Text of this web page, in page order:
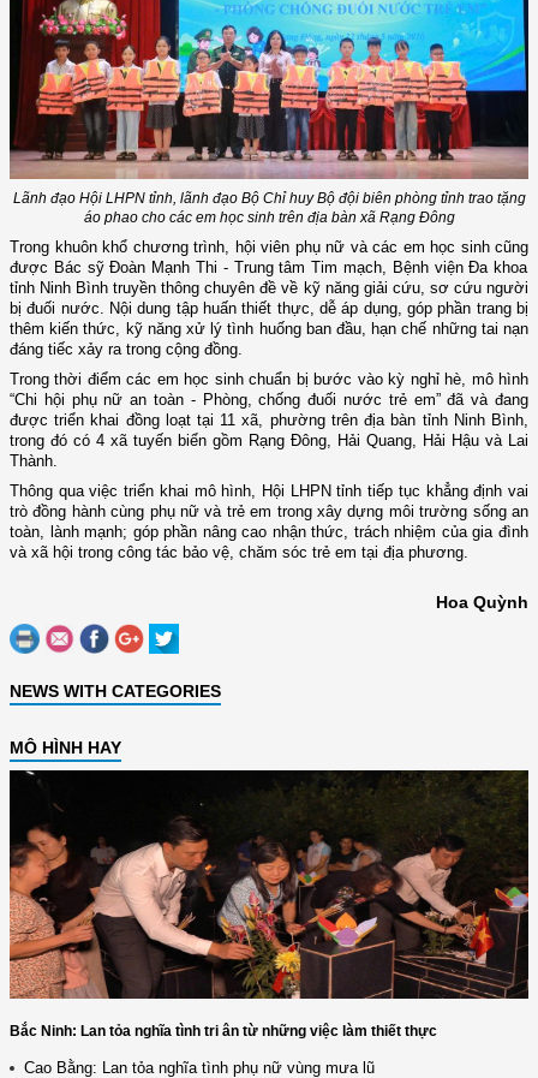
Lãnh đạo Hội LHPN tỉnh, lãnh đạo Bộ Chỉ huy Bộ đội biên phòng tỉnh trao tặng
áo phao cho các em học sinh trên địa bàn xã Rạng Đông
Trong khuôn khổ chương trình, hội viên phụ nữ và các em học sinh cũng
được Bác sỹ Đoàn Mạnh Thi - Trung tâm Tim mạch, Bệnh viện Đa khoa
tỉnh Ninh Bình truyền thông chuyên đề về kỹ năng giải cứu, sơ cứu người
bị đuối nước. Nội dung tập huấn thiết thực, dễ áp dụng, góp phần trang bị
thêm kiến thức, kỹ năng xử lý tình huống ban đầu, hạn chế những tai nạn
đáng tiếc xảy ra trong cộng đồng.
Trong thời điểm các em học sinh chuẩn bị bước vào kỳ nghỉ hè, mô hình
“Chi hội phụ nữ an toàn - Phòng, chống đuối nước trẻ em” đã và đang
được triển khai đồng loạt tại 11 xã, phường trên địa bàn tỉnh Ninh Bình,
trong đó có 4 xã tuyến biển gồm Rạng Đông, Hải Quang, Hải Hậu và Lai
Thành.
Thông qua việc triển khai mô hình, Hội LHPN tỉnh tiếp tục khẳng định vai
trò đồng hành cùng phụ nữ và trẻ em trong xây dựng môi trường sống an
toàn, lành mạnh; góp phần nâng cao nhận thức, trách nhiệm của gia đình
và xã hội trong công tác bảo vệ, chăm sóc trẻ em tại địa phương.
Hoa Quỳnh
NEWS WITH CATEGORIES
MÔ HÌNH HAY
Bắc Ninh: Lan tỏa nghĩa tình tri ân từ những việc làm thiết thực
Cao Bằng: Lan tỏa nghĩa tình phụ nữ vùng mưa lũ